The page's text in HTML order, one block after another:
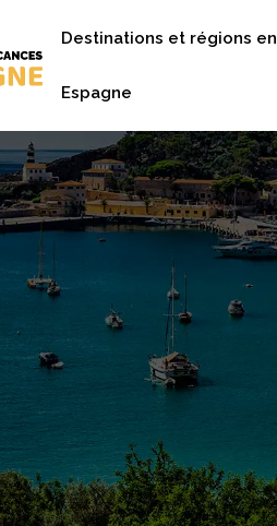
Destinations et régions en
Espagne